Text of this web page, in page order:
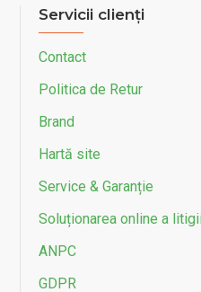
Servicii clienți
Contact
Politica de Retur
Brand
Hartă site
Service & Garanție
Soluționarea online a
ANPC
GDPR